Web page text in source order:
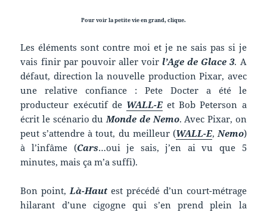
Pour voir la petite vie en grand, clique.
Les éléments sont contre moi et je ne sais pas si je
vais finir par pouvoir aller voirl’Age de Glace 3. A
défaut, direction la nouvelle production Pixar, avec
une relative confiance : Pete Docter a été le
producteur exécutif de WALL-Eet Bob Peterson a
écrit le scénario du Monde de Nemo. Avec Pixar, on
peut s’attendre à tout, du meilleur (WALL-E, Nemo)
à l’infâme (Cars…oui je sais, j’en ai vu que 5
minutes, mais ça m’a suffi).
Bon point, Là-Hautest précédé d’un court-métrage
hilarant d’une cigogne qui s’en prend plein la